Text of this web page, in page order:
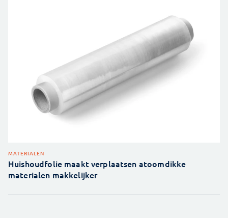
MATERIALEN
Huishoudfolie maakt verplaatsen atoomdikke
materialen makkelijker